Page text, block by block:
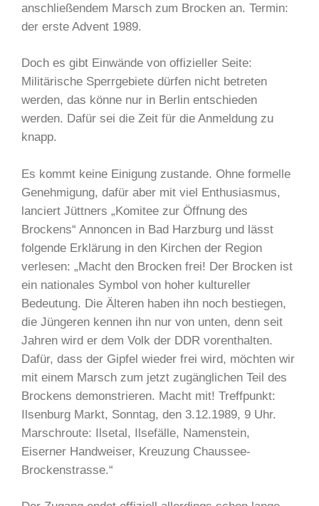
anschließendem Marsch zum Brocken an. Termin:
der erste Advent 1989.
Doch es gibt Einwände von offizieller Seite:
Militärische Sperrgebiete dürfen nicht betreten
werden, das könne nur in Berlin entschieden
werden. Dafür sei die Zeit für die Anmeldung zu
knapp.
Es kommt keine Einigung zustande. Ohne formelle
Genehmigung, dafür aber mit viel Enthusiasmus,
lanciert Jüttners „Komitee zur Öffnung des
Brockens“ Annoncen in Bad Harzburg und lässt
folgende Erklärung in den Kirchen der Region
verlesen: „Macht den Brocken frei! Der Brocken ist
ein nationales Symbol von hoher kultureller
Bedeutung. Die Älteren haben ihn noch bestiegen,
die Jüngeren kennen ihn nur von unten, denn seit
Jahren wird er dem Volk der DDR vorenthalten.
Dafür, dass der Gipfel wieder frei wird, möchten wir
mit einem Marsch zum jetzt zugänglichen Teil des
Brockens demonstrieren. Macht mit! Treffpunkt:
Ilsenburg Markt, Sonntag, den 3.12.1989, 9 Uhr.
Marschroute: Ilsetal, Ilsefälle, Namenstein,
Eiserner Handweiser, Kreuzung Chaussee-
Brockenstrasse.“